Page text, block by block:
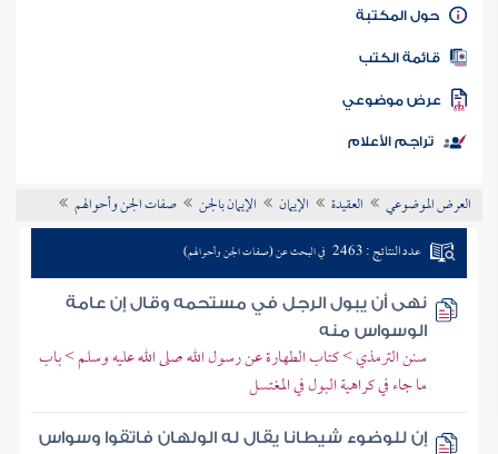
كتاب الأمة
المكتبة
الكتب
موضوعي
تراجم الأعلام
العرض الموضوعي العقيدة الإيمان الإيمان بالجن صفات الجن وأحوالهم
عدد النتائج : 2463 في البحث عن (صفات الجن وأحوالهم)
نهى أن يبول الرجل في مستحمه وقال إن عامة
الوسواس منه
سنن الترمذي > كتاب الطهارة عن رسول الله صلى الله عليه وسلم > باب
ما جاء في كراهية البول في المغتسل
إن للوضوء شيطانا يقال له الولهان فاتقوا وسواس